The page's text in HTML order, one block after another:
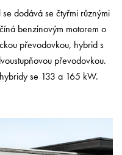
dodává se čtyřmi různými
benzinovým motorem o
převodovkou, hybrid s
převodovkou.
se 133 a 165 kW.